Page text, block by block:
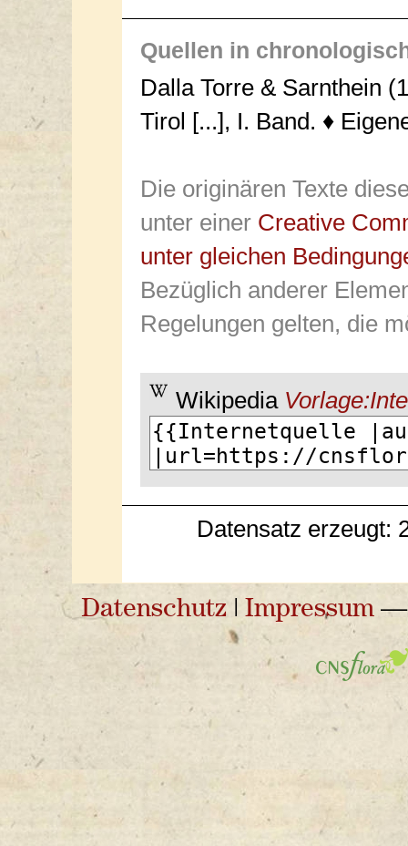
Quellen in
Dalla Torre & Sarnthein
Tirol [...], I. Band. ♦
Die originären Texte
unter einer Creative
unter gleichen
Bezüglich anderer
Regelungen gelten, die
Wikipedia
Datensatz erzeugt:
Datenschutz| Impressum—